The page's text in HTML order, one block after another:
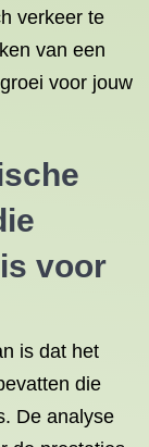
verkeer te
van een
voor jouw
voor
is dat het
die
De analyse